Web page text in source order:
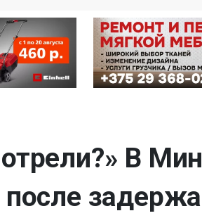
В
после